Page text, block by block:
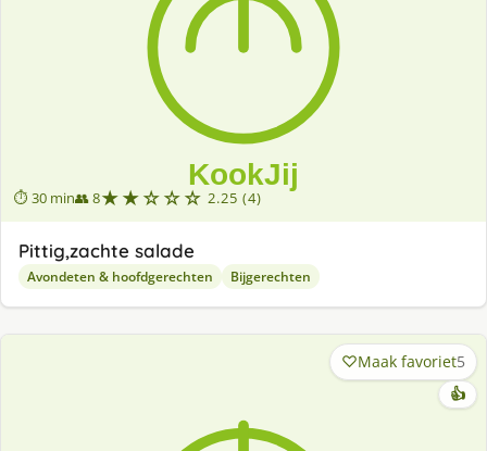
⏱ 30 min👥 8★★☆☆☆ 2.25 (4)
Pittig,zachte salade
Avondeten & hoofdgerechten Bijgerechten
Maak favoriet5
👍